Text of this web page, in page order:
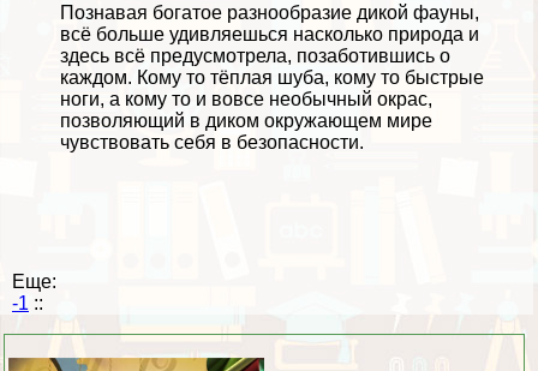
Познавая богатое разнообразие дикой фауны,
всё больше удивляешься насколько природа и
здесь всё предусмотрела, позаботившись о
каждом. Кому то тёплая шуба, кому то быстрые
ноги, а кому то и вовсе необычный окрас,
позволяющий в диком окружающем мире
чувствовать себя в безопасности.
Еще:
-1 ::